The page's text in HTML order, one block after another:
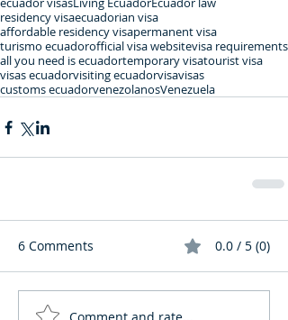
residency visaecuadorian visa
affordable residency visapermanent visa
turismo ecuadorofficial visa websitevisa requirements
all you need is ecuadortemporary visatourist visa
visas ecuadorvisiting ecuadorvisavisas
customs ecuadorvenezolanosVenezuela
6 Comments 0.0 / 5 (0)